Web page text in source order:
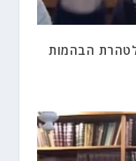
הבהמות